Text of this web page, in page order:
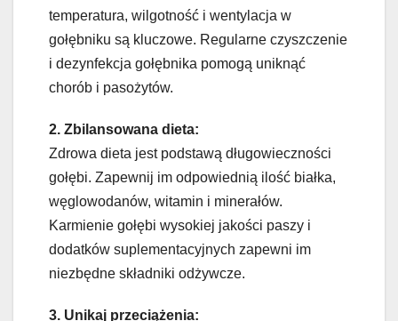
temperatura, wilgotność i wentylacja w
gołębniku są kluczowe. Regularne czyszczenie
i dezynfekcja gołębnika pomogą uniknąć
chorób i pasożytów.
2. Zbilansowana dieta:
Zdrowa dieta jest podstawą długowieczności
gołębi. Zapewnij im odpowiednią ilość białka,
węglowodanów, witamin i minerałów.
Karmienie gołębi wysokiej jakości paszy i
dodatków suplementacyjnych zapewni im
niezbędne składniki odżywcze.
3. Unikaj przeciążenia: